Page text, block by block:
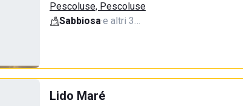
Pescoluse, Pescoluse
Sabbiosa·e altri 3…
Lido Maré